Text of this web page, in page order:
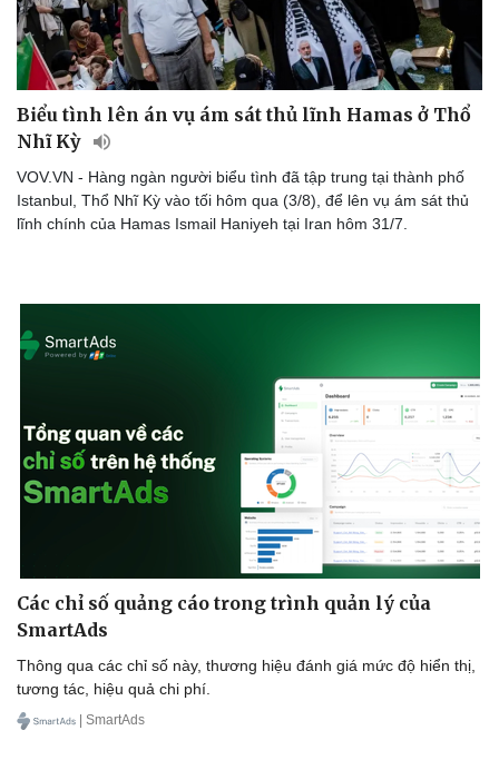
Biểu tình lên án vụ ám sát thủ lĩnh Hamas ở Thổ
Nhĩ Kỳ
VOV.VN - Hàng ngàn người biểu tình đã tập trung tại thành phố
Istanbul, Thổ Nhĩ Kỳ vào tối hôm qua (3/8), để lên vụ ám sát thủ
lĩnh chính của Hamas Ismail Haniyeh tại Iran hôm 31/7.
Các chỉ số quảng cáo trong trình quản lý của
SmartAds
Thông qua các chỉ số này, thương hiệu đánh giá mức độ hiển thị,
tương tác, hiệu quả chi phí.
| SmartAds